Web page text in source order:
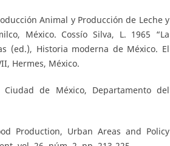
Animal y Producción de Leche y
México. Cossío Silva, L. 1965 “La
(ed.), Historia moderna de México. El
Hermes, México.
de México, Departamento del
Production, Urban Areas and Policy